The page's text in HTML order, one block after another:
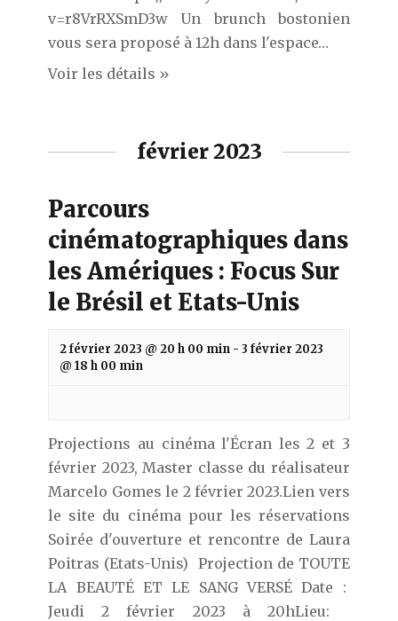
v=r8VrRXSmD3w Un brunch bostonien
vous sera proposé à 12h dans l'espace…
Voir les détails »
février 2023
Parcours
cinématographiques dans
les Amériques : Focus Sur
le Brésil et Etats-Unis
2 février 2023 @ 20 h 00 min -3 février 2023
@ 18 h 00 min
Projections au cinéma l'Écran les 2 et 3
février 2023, Master classe du réalisateur
Marcelo Gomes le 2 février 2023.Lien vers
le site du cinéma pour les réservations
Soirée d'ouverture et rencontre de Laura
Poitras (Etats-Unis) Projection de TOUTE
LA BEAUTÉ ET LE SANG VERSÉ Date :
Jeudi 2 février 2023 à 20hLieu: